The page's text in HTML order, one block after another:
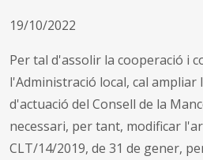
19/10/2022
Per tal d'assolir la cooperació i
l'Administració local, cal
d'actuació del Consell de la
necessari, per tant, modificar
CLT/14/2019, de 31 de gener,